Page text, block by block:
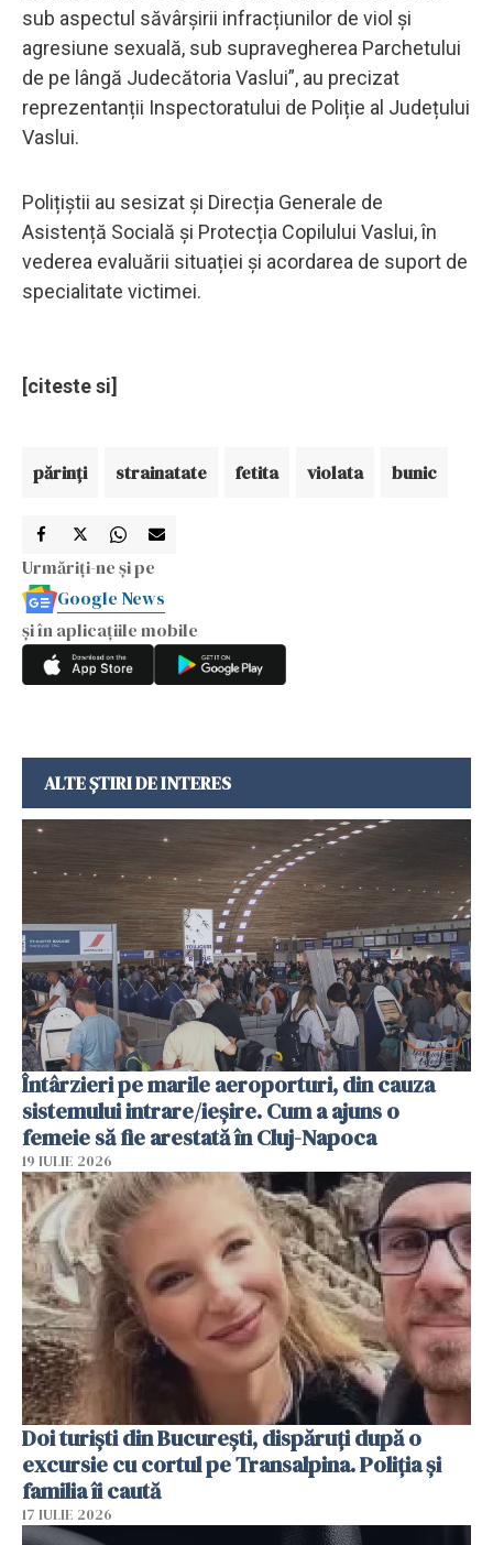
sub aspectul săvârșirii infracțiunilor de viol și
agresiune sexuală, sub supravegherea Parchetului
de pe lângă Judecătoria Vaslui”, au precizat
reprezentanții Inspectoratului de Poliție al Județului
Vaslui.
Polițiștii au sesizat și Direcția Generale de
Asistență Socială și Protecția Copilului Vaslui, în
vederea evaluării situației și acordarea de suport de
specialitate victimei.
[citeste si]
părinți strainatate fetita violata bunic
Urmăriți-ne și pe
Google News
și în aplicațiile mobile
ALTE ȘTIRI DE INTERES
Întârzieri pe marile aeroporturi, din cauza
sistemului intrare/ieșire. Cum a ajuns o
femeie să fie arestată în Cluj-Napoca
19 IULIE 2026
Doi turiști din București, dispăruți după o
excursie cu cortul pe Transalpina. Poliția și
familia îi caută
17 IULIE 2026